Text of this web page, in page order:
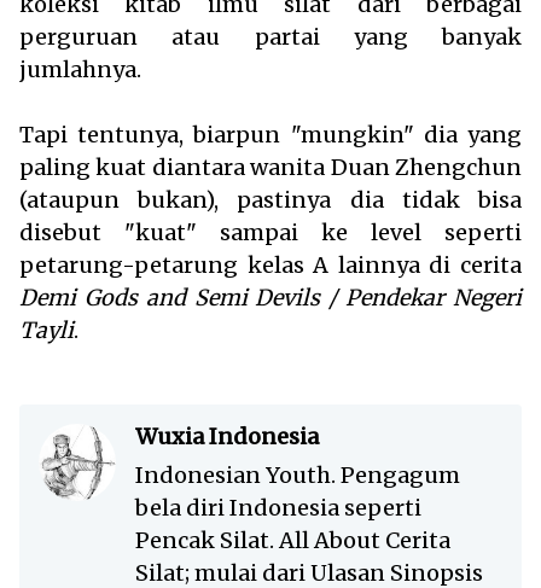
perguruan atau partai yang banyak
jumlahnya.
Tapi tentunya, biarpun "mungkin" dia yang
paling kuat diantara wanita Duan Zhengchun
(ataupun bukan), pastinya dia tidak bisa
disebut "kuat" sampai ke level seperti
petarung-petarung kelas A lainnya di cerita
Demi Gods and Semi Devils / Pendekar Negeri
Tayli.
Wuxia Indonesia
Indonesian Youth. Pengagum
bela diri Indonesia seperti
Pencak Silat. All About Cerita
Silat; mulai dari Ulasan Sinopsis